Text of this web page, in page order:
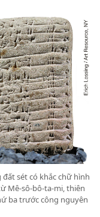
sét có khắc chữ hình
Mê-sô-bô-ta-mi, thiên
ba trước công nguyên